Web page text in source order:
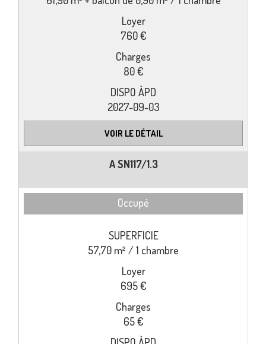
760 €
80 €
2027-09-03
VOIR LE DÉTAIL
A SN117/1.3
Occupé
57,70 m² / 1 chambre
695 €
65 €